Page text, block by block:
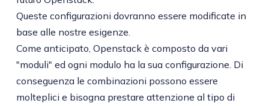
Queste configurazioni dovranno essere modificate in
base alle nostre esigenze.
Come anticipato, Openstack è composto da vari
"moduli" ed ogni modulo ha la sua configurazione. Di
conseguenza le combinazioni possono essere
molteplici e bisogna prestare attenzione al tipo di